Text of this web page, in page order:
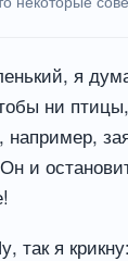
я
ни
например,
и
так я